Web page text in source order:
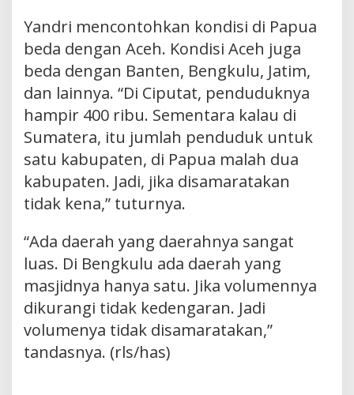
Yandri mencontohkan kondisi di Papua
beda dengan Aceh. Kondisi Aceh juga
beda dengan Banten, Bengkulu, Jatim,
dan lainnya. “Di Ciputat, penduduknya
hampir 400 ribu. Sementara kalau di
Sumatera, itu jumlah penduduk untuk
satu kabupaten, di Papua malah dua
kabupaten. Jadi, jika disamaratakan
tidak kena,” tuturnya.
“Ada daerah yang daerahnya sangat
luas. Di Bengkulu ada daerah yang
masjidnya hanya satu. Jika volumennya
dikurangi tidak kedengaran. Jadi
volumenya tidak disamaratakan,”
tandasnya. (rls/has)